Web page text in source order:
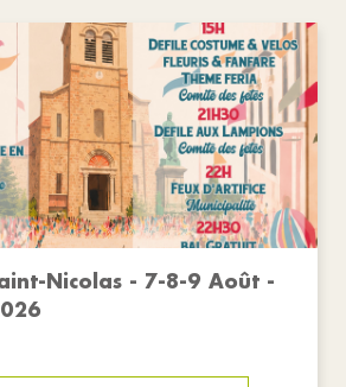
Nicolas - 7-8-9 Août -